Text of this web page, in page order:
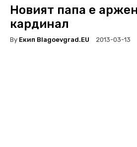
Новият папа е
кардинал
By Екип Blagoevgrad.EU 2013-03-13